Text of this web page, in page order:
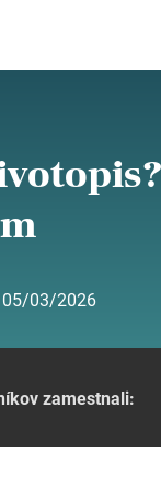
05/03/2026
zamestnali: